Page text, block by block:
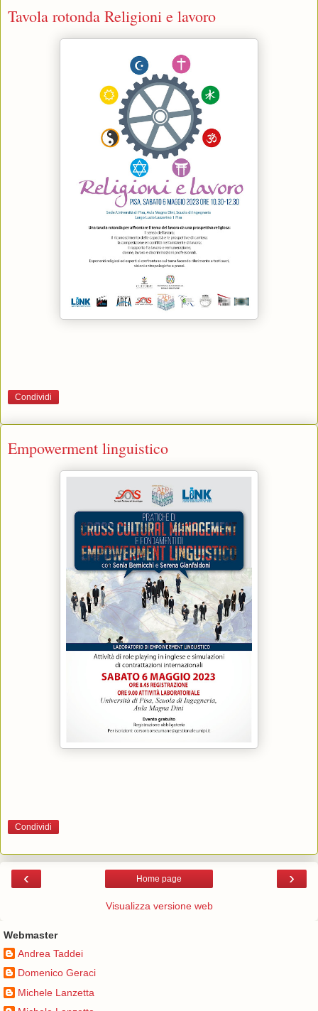
Tavola rotonda Religioni e lavoro
Condividi
Empowerment linguistico
Condividi
‹ ›
Home page
Visualizza versione web
Webmaster
Andrea Taddei
Domenico Geraci
Michele Lanzetta